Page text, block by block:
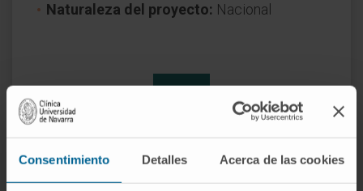
Consentimiento Detalles Acerca de las cookies
Naturaleza del proyecto: Nacional
¿Necesita más información?